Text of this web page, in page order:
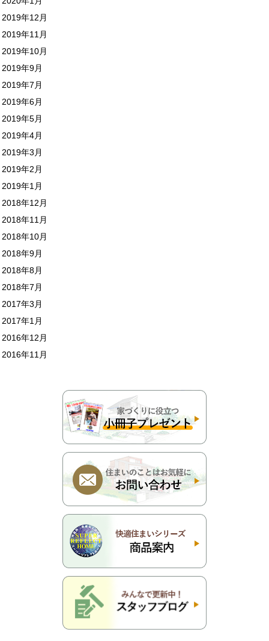
2019年12月
2019年11月
2019年10月
2019年9月
2019年7月
2019年6月
2019年5月
2019年4月
2019年3月
2019年2月
2019年1月
2018年12月
2018年11月
2018年10月
2018年9月
2018年8月
2018年7月
2017年3月
2017年1月
2016年12月
2016年11月